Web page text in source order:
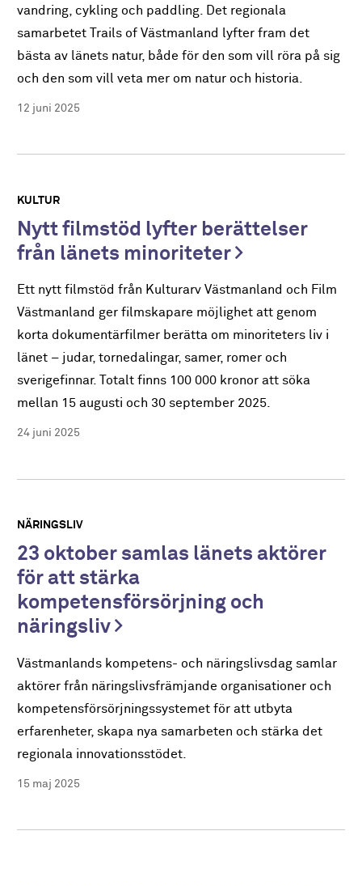
vandring, cykling och paddling. Det regionala
samarbetet Trails of Västmanland lyfter fram det
bästa av länets natur, både för den som vill röra på sig
och den som vill veta mer om natur och historia.
12 juni 2025
KULTUR
Nytt filmstöd lyfter berättelser
från länets minoriteter
Ett nytt filmstöd från Kulturarv Västmanland och Film
Västmanland ger filmskapare möjlighet att genom
korta dokumentärfilmer berätta om minoriteters liv i
länet – judar, tornedalingar, samer, romer och
sverigefinnar. Totalt finns 100 000 kronor att söka
mellan 15 augusti och 30 september 2025.
24 juni 2025
NÄRINGSLIV
23 oktober samlas länets aktörer
för att stärka
kompetensförsörjning och
näringsliv
Västmanlands kompetens- och näringslivsdag samlar
aktörer från näringslivsfrämjande organisationer och
kompetensförsörjningssystemet för att utbyta
erfarenheter, skapa nya samarbeten och stärka det
regionala innovationsstödet.
15 maj 2025